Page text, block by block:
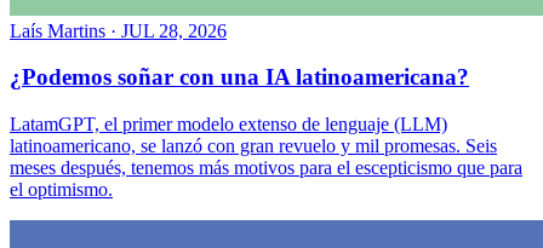
Laís Martins · JUL 28, 2026
¿Podemos soñar con una IA latinoamericana?
LatamGPT, el primer modelo extenso de lenguaje (LLM)
latinoamericano, se lanzó con gran revuelo y mil promesas. Seis
meses después, tenemos más motivos para el escepticismo que para
el optimismo.